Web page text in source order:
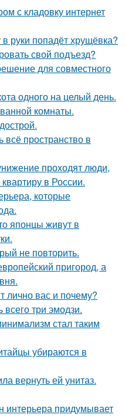
с кладовку интернет
руки попадёт хрущёвка?
свой подъезд?
для совместного
одного на целый день.
комнаты.
всё пространство в
проходят люди,
в России.
которые
японцы живут в
не повторить.
пригород, а
лично вас и почему?
три эмодзи.
стал таким
убираются в
вернуть ей унитаз.
интерьера придумывает